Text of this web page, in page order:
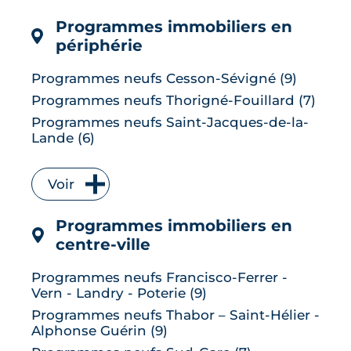
LIRE L'ARTICLE
Programmes immobiliers en
périphérie
Programmes neufs Cesson-Sévigné (9)
Programmes neufs Thorigné-Fouillard (7)
Programmes neufs Saint-Jacques-de-la-
Lande (6)
Programmes neufs Bruz (5)
Programmes neufs L' Hermitage (5)
Programmes neufs Le Rheu (5)
Programmes neufs Chantepie (4)
Programmes neufs Vezin-le-Coquet (4)
Programmes neufs Betton (3)
Programmes neufs La Chapelle-des-
Fougeretz (3)
Voir
Programmes immobiliers en
centre-ville
Programmes neufs Francisco-Ferrer -
Vern - Landry - Poterie (9)
Programmes neufs Thabor – Saint-Hélier -
Alphonse Guérin (9)